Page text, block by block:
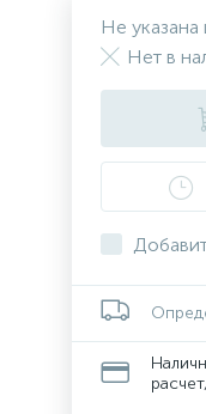
Не указана
Нет в